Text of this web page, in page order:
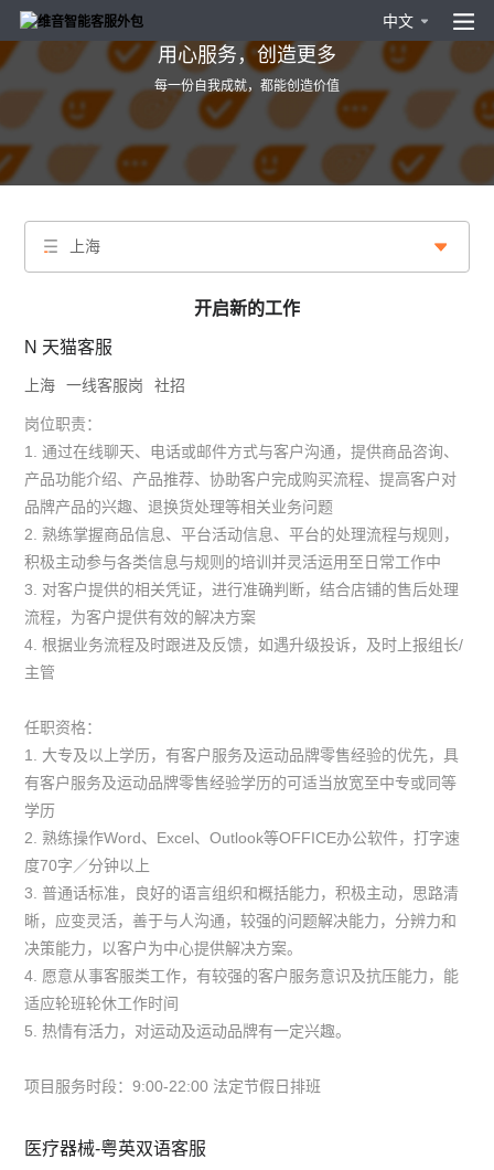
中文
用心服务，创造更多
每一份自我成就，都能创造价值
上海
开启新的工作
N 天猫客服
上海 一线客服岗 社招
岗位职责：
1. 通过在线聊天、电话或邮件方式与客户沟通，提供商品咨询、
产品功能介绍、产品推荐、协助客户完成购买流程、提高客户对
品牌产品的兴趣、退换货处理等相关业务问题
2. 熟练掌握商品信息、平台活动信息、平台的处理流程与规则，
积极主动参与各类信息与规则的培训并灵活运用至日常工作中
3. 对客户提供的相关凭证，进行准确判断，结合店铺的售后处理
流程，为客户提供有效的解决方案
4. 根据业务流程及时跟进及反馈，如遇升级投诉，及时上报组长/
主管
任职资格：
1. 大专及以上学历，有客户服务及运动品牌零售经验的优先，具
有客户服务及运动品牌零售经验学历的可适当放宽至中专或同等
学历
2. 熟练操作Word、Excel、Outlook等OFFICE办公软件，打字速
度70字／分钟以上
3. 普通话标准，良好的语言组织和概括能力，积极主动，思路清
晰，应变灵活，善于与人沟通，较强的问题解决能力，分辨力和
决策能力，以客户为中心提供解决方案。
4. 愿意从事客服类工作，有较强的客户服务意识及抗压能力，能
适应轮班轮休工作时间
5. 热情有活力，对运动及运动品牌有一定兴趣。
项目服务时段：9:00-22:00 法定节假日排班
医疗器械-粤英双语客服